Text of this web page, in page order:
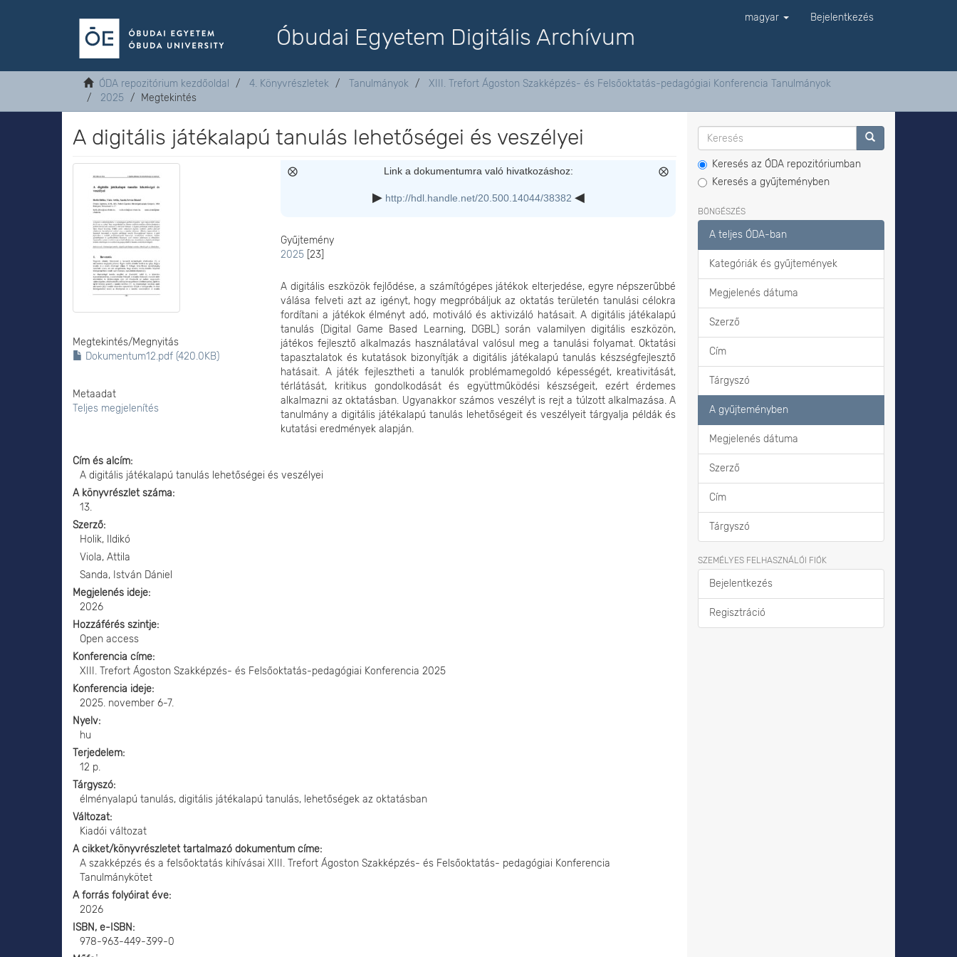
Óbudai Egyetem Digitális Archívum
magyar Bejelentkezés
ÓDA repozitórium kezdőoldal 4. Könyvrészletek Tanulmányok
XIII. Trefort Ágoston Szakképzés- és Felsőoktatás-pedagógiai Konferencia Tanulmányok
2025
Megtekintés
A digitális játékalapú tanulás lehetőségei és veszélyei
Megtekintés/Megnyitás
Dokumentum12.pdf (420.0KB)
Metaadat
Teljes megjelenítés
Link a dokumentumra való hivatkozáshoz:
http://hdl.handle.net/20.500.14044/38382
Gyűjtemény
2025 [23]
A digitális eszközök fejlődése, a számítógépes játékok elterjedése, egyre népszerűbbé
válása felveti azt az igényt, hogy megpróbáljuk az oktatás területén tanulási célokra
fordítani a játékok élményt adó, motiváló és aktivizáló hatásait. A digitális játékalapú
tanulás (Digital Game Based Learning, DGBL) során valamilyen digitális eszközön,
játékos fejlesztő alkalmazás használatával valósul meg a tanulási folyamat. Oktatási
tapasztalatok és kutatások bizonyítják a digitális játékalapú tanulás készségfejlesztő
hatásait. A játék fejlesztheti a tanulók problémamegoldó képességét, kreativitását,
térlátását, kritikus gondolkodását és együttműködési készségeit, ezért érdemes
alkalmazni az oktatásban. Ugyanakkor számos veszélyt is rejt a túlzott alkalmazása. A
tanulmány a digitális játékalapú tanulás lehetőségeit és veszélyeit tárgyalja példák és
kutatási eredmények alapján.
Cím és alcím
A digitális játékalapú tanulás lehetőségei és veszélyei
A könyvrészlet száma
13.
Szerző
Holik, Ildikó
Viola, Attila
Sanda, István Dániel
Megjelenés ideje
2026
Hozzáférés szintje
Open access
Konferencia címe
XIII. Trefort Ágoston Szakképzés- és Felsőoktatás-pedagógiai Konferencia 2025
Konferencia ideje
2025. november 6-7.
Nyelv
hu
Terjedelem
12 p.
Tárgyszó
élményalapú tanulás, digitális játékalapú tanulás, lehetőségek az oktatásban
Változat
Kiadói változat
A cikket/könyvrészletet tartalmazó dokumentum címe
A szakképzés és a felsőoktatás kihívásai XIII. Trefort Ágoston Szakképzés- és Felsőoktatás- pedagógiai Konferencia
Tanulmánykötet
A forrás folyóirat éve
2026
ISBN, e-ISBN
978-963-449-399-0
Keresés az ÓDA repozitóriumban
Keresés a gyűjteményben
BÖNGÉSZÉS
A teljes ÓDA-ban
Kategóriák és gyűjtemények
Megjelenés dátuma
Szerző
Cím
Tárgyszó
A gyűjteményben
Megjelenés dátuma
Szerző
Cím
Tárgyszó
SZEMÉLYES FELHASZNÁLÓI FIÓK
Bejelentkezés
Regisztráció